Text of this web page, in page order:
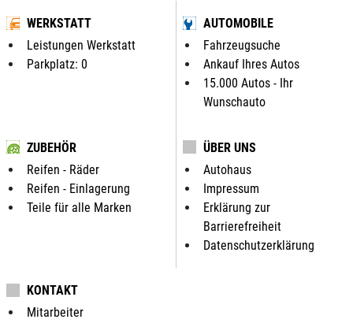
WERKSTATT
Leistungen Werkstatt
Parkplatz: 0
AUTOMOBILE
Fahrzeugsuche
Ankauf Ihres Autos
15.000 Autos - Ihr
Wunschauto
ZUBEHÖR
Reifen - Räder
Reifen - Einlagerung
Teile für alle Marken
ÜBER UNS
Autohaus
Impressum
Erklärung zur
Barrierefreiheit
Datenschutzerklärung
KONTAKT
Mitarbeiter